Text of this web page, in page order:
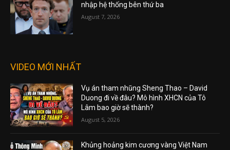
nhập hệ thống bên thứ ba
August 7, 2026
VIDEO MỚI NHẤT
Vụ án tham nhũng Sheng Thao – David
Duong đi về đâu? Mô hình XHCN của Tô
Lâm bao giờ sẽ thành?
August 5, 2026
Khủng hoảng kim cương vàng Việt Nam